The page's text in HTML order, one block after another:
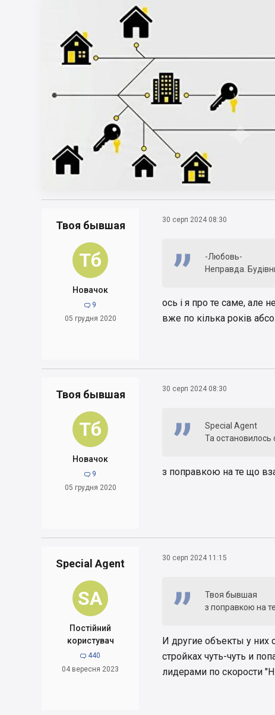
Твоя бывшая
Тб
Новачок
 9
05 грудня 2020
30 серп 2024 08:30
-Любовь-
Неправда.
ось і я про те саме, але
вже по кілька років
Твоя бывшая
Тб
Новачок
 9
05 грудня 2020
30 серп 2024 08:30
Special Agent
Та остановилось
з поправкою на те що
Special Agent
SA
Постійний
користувач
 440
04 вересня 2023
30 серп 2024 11:15
Твоя бывшая
з поправкою на
И другие объекты у них
стройках чуть-чуть и
лидерами по скорости